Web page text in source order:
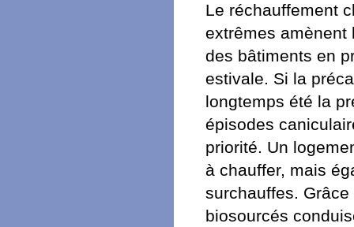
Le réchauffement
extrêmes amènent
des bâtiments en
estivale. Si la
longtemps été la
épisodes
priorité. Un
à chauffer, mais
surchauffes.
biosourcés